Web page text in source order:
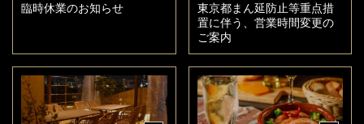
臨時休業のお知らせ
東京都まん延防止等重点措
置に伴う、営業時間変更の
ご案内